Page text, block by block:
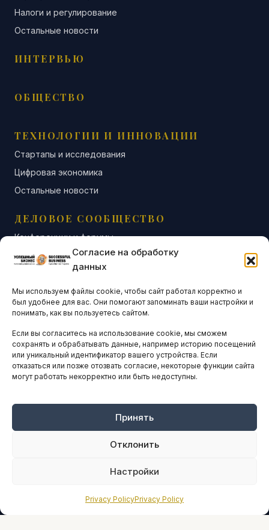
Согласие на обработку
данных
Мы используем файлы cookie, чтобы сайт работал корректно и
был удобнее для вас. Они помогают запоминать ваши настройки и
понимать, как вы пользуетесь сайтом.
Если вы согласитесь на использование cookie, мы сможем
сохранять и обрабатывать данные, например историю посещений
или уникальный идентификатор вашего устройства. Если
отказаться или позже отозвать согласие, некоторые функции сайта
могут работать некорректно или быть недоступны.
Принять
Отклонить
Настройки
Privacy PolicyPrivacy Policy
Налоги и регулирование
Остальные новости
ИНТЕРВЬЮ
ОБЩЕСТВО
ТЕХНОЛОГИИ И ИННОВАЦИИ
Стартапы и исследования
Цифровая экономика
Остальные новости
ДЕЛОВОЕ СООБЩЕСТВО
Конференции и форумы
Бизнес-клубы и ассоциации
Остальные новости
АНАЛИТИКА И СТАТИСТИКА
ARTICLES IN ENGLISH
НАВИГАЦИЯ
Оплата онлайн